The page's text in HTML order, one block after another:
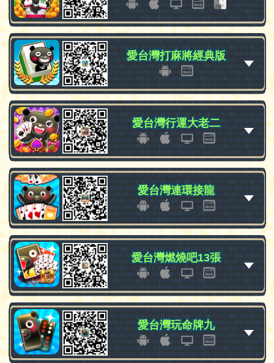
愛台灣打麻將經典版
愛台灣打麻將經典版
愛台灣行運大老二
愛台灣行運大老二
愛台灣連環接龍
愛台灣連環接龍
愛台灣燃燒吧13張
愛台灣燃燒吧13張
愛台灣玩命牌九
愛台灣玩命牌九